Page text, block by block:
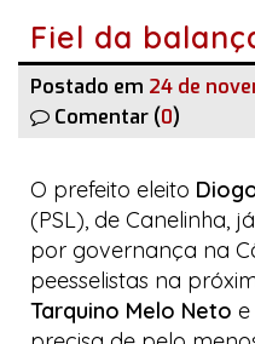
Fiel da
Postado em 24 de
Comentar (0)
O prefeito eleito
(PSL), de Canelinha,
por governança na
peesselistas na
Tarquino Melo Neto e